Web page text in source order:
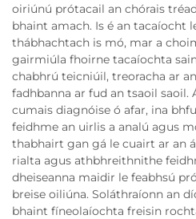
oiriúnú prótacail an chórais
bhaint amach. Is é an tacaíocht
thábhachtach is mó, mar a
gairmiúla fhoirne tacaíochta
chabhrú teicniúil, treoracha ar
fadhbanna ar fud an tsaoil saoil.
cumais diagnóise ó afar, ina
feidhme an uirlis a analú agus
thabhairt gan gá le cuairt ar an
rialta agus athbhreithnithe
dheiseanna maidir le feabhsú
breise oiliúna. Soláthraíonn an
bhaint fíneolaíochta freisin